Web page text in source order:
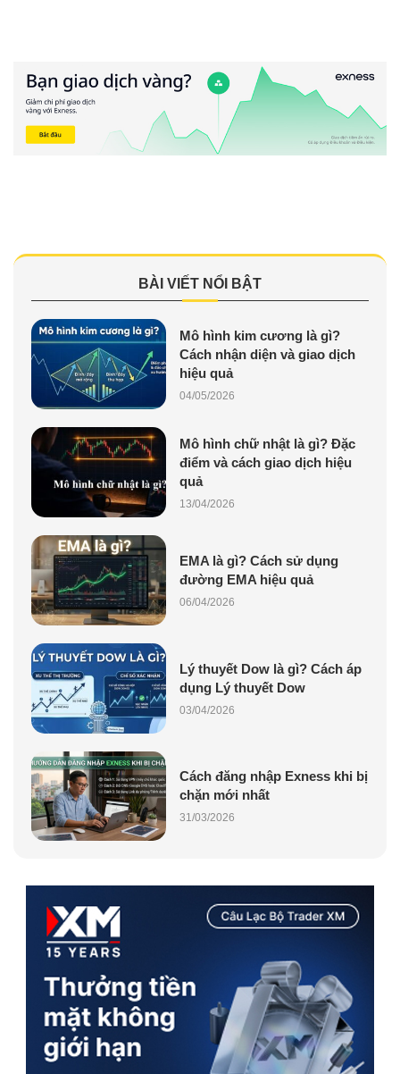
BÀI VIẾT NỔI BẬT
Mô hình kim cương là gì?
Cách nhận diện và giao dịch
hiệu quả
04/05/2026
Mô hình chữ nhật là gì? Đặc
điểm và cách giao dịch hiệu
quả
13/04/2026
EMA là gì? Cách sử dụng
đường EMA hiệu quả
06/04/2026
Lý thuyết Dow là gì? Cách áp
dụng Lý thuyết Dow
03/04/2026
Cách đăng nhập Exness khi bị
chặn mới nhất
31/03/2026